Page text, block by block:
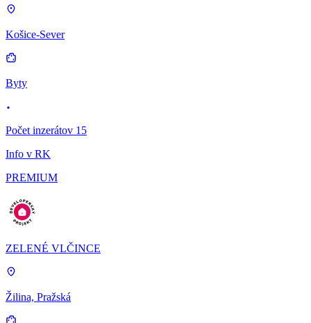
Košice-Sever
Byty
Počet inzerátov 15
Info v RK
PREMIUM
ZELENÉ VLČINCE
Žilina, Pražská